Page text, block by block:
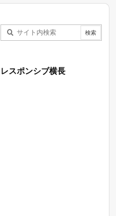
レスポンシブ横長